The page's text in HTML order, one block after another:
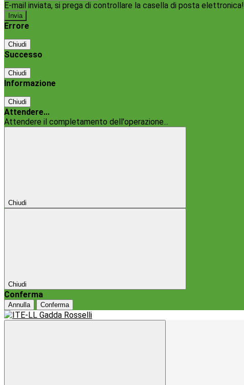
E-mail inviata, si prega di controllare la casella di posta elettronica!
Errore
Chiudi
Successo
Chiudi
Informazione
Chiudi
Attendere...
Attendere il completamento dell'operazione...
Chiudi
Chiudi
Conferma
Annulla Conferma